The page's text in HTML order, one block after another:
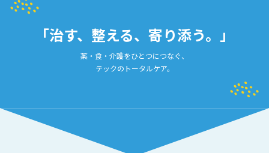
「治す、整える、寄り添う。」
薬・食・介護をひとつにつなぐ、
テックのトータルケア。